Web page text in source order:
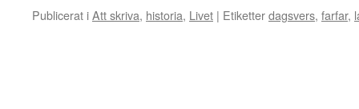
Publicerat iAtt skriva, historia, Livet | Etiketterdagsvers, farfar,